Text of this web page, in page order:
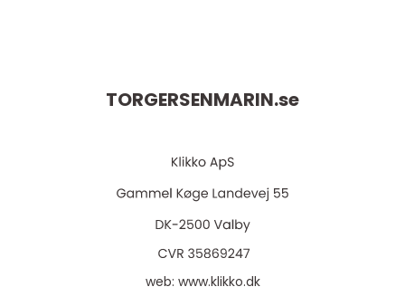
TORGERSENMARIN.se
web: www.klikko.dk